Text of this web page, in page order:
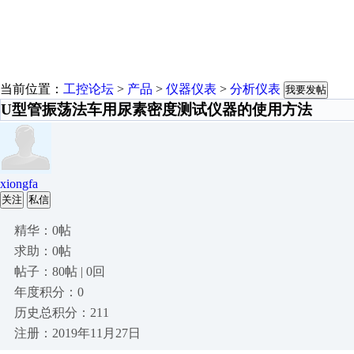
当前位置： 工控论坛 > 产品 > 仪器仪表 > 分析仪表 我要发帖
U型管振荡法车用尿素密度测试仪器的使用方法
xiongfa
关注 私信
精华：0帖
求助：0帖
帖子：80帖 | 0回
年度积分：0
历史总积分：211
注册：2019年11月27日